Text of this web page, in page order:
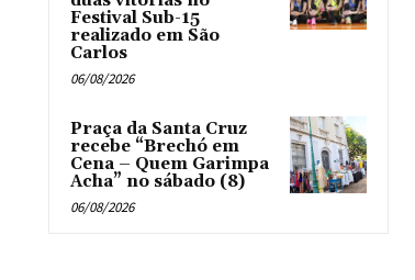
Festival Sub-15
realizado em São
Carlos
06/08/2026
Praça da Santa Cruz
recebe “Brechó em
Cena – Quem Garimpa
Acha” no sábado (8)
06/08/2026